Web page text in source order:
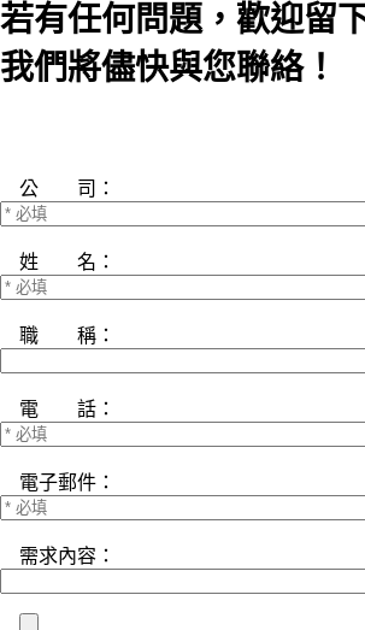
若有任何問題，歡迎留
我們將儘快與您聯絡！
公 司：
姓 名：
職 稱：
電 話：
電子郵件：
需求內容：